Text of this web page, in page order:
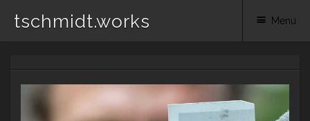
tschmidt.works Menu